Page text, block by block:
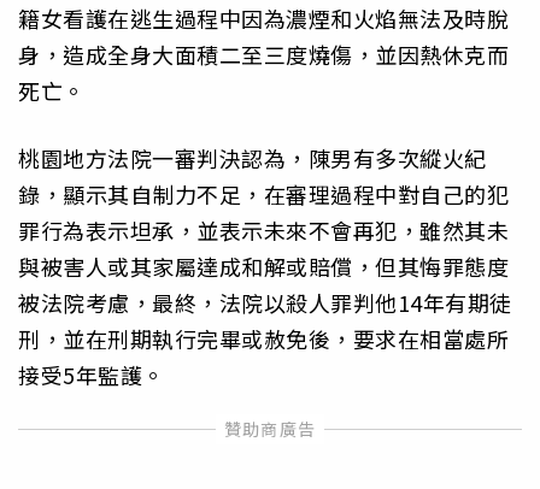
籍女看護在逃生過程中因為濃煙和火焰無法及時脫
身，造成全身大面積二至三度燒傷，並因熱休克而
死亡。
桃園地方法院一審判決認為，陳男有多次縱火紀
錄，顯示其自制力不足，在審理過程中對自己的犯
罪行為表示坦承，並表示未來不會再犯，雖然其未
與被害人或其家屬達成和解或賠償，但其悔罪態度
被法院考慮，最終，法院以殺人罪判他14年有期徒
刑，並在刑期執行完畢或赦免後，要求在相當處所
接受5年監護。